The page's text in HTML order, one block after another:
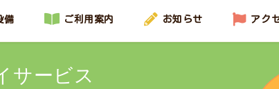
備 ご利用案内 お知らせ アク
サービス